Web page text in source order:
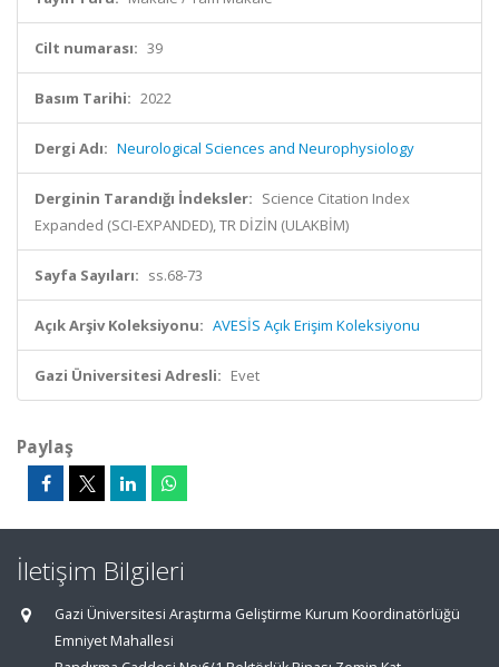
Cilt numarası: 39
Basım Tarihi: 2022
Dergi Adı: Neurological Sciences and Neurophysiology
Derginin Tarandığı İndeksler: Science Citation Index
Expanded (SCI-EXPANDED), TR DİZİN (ULAKBİM)
Sayfa Sayıları: ss.68-73
Açık Arşiv Koleksiyonu: AVESİS Açık Erişim Koleksiyonu
Gazi Üniversitesi Adresli: Evet
Paylaş
İletişim Bilgileri
Gazi Üniversitesi Araştırma Geliştirme Kurum Koordinatörlüğü
Emniyet Mahallesi